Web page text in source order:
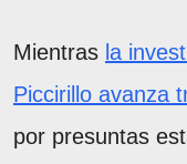
Mientras la
Piccirillo avanza
por presuntas